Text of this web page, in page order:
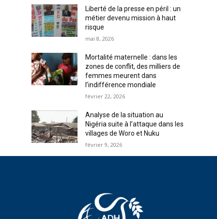
Liberté de la presse en péril : un
métier devenu mission à haut
risque
mai 8, 2026
Mortalité maternelle : dans les
zones de conflit, des milliers de
femmes meurent dans
l’indifférence mondiale
février 22, 2026
Analyse de la situation au
Nigéria suite à l’attaque dans les
villages de Woro et Nuku
février 9, 2026